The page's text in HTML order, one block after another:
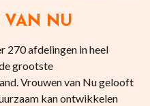
VAN NU
270 afdelingen in heel
grootste
Vrouwen van Nu gelooft
kan ontwikkelen